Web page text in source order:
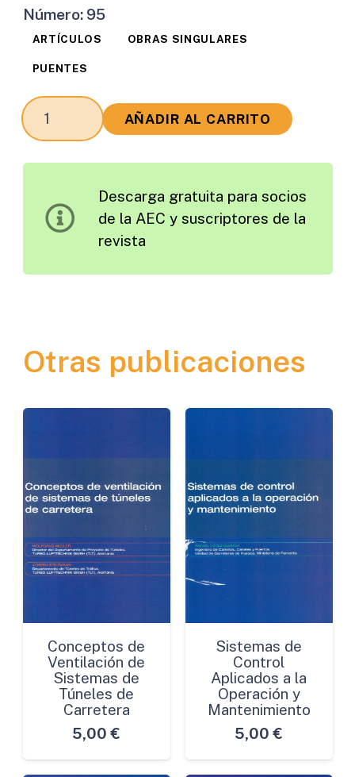
Número: 95
ARTÍCULOS OBRAS SINGULARES
PUENTES
El
Puente
cantidad
AÑADIR AL CARRITO
Descarga gratuita para socios
de la AEC y suscriptores de la
revista
Otras publicaciones
Conceptos de
Ventilación de
Sistemas de
Túneles de
Carretera
5,00 €
Sistemas de
Control
Aplicados a la
Operación y
Mantenimiento
5,00 €